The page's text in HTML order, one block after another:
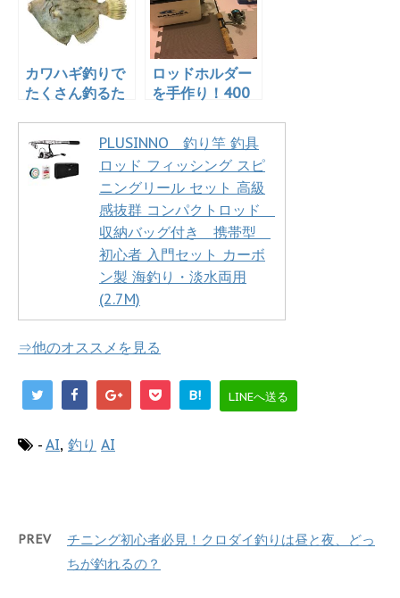
カワハギ釣りで
たくさん釣るた
ロッドホルダー
を手作り！400
るぞ！
PLUSINNO 釣り竿 釣具
ロッド フィッシング スピ
ニングリール セット 高級
感抜群 コンパクトロッド
収納バッグ付き 携帯型
初心者 入門セット カーボ
ン製 海釣り・淡水両用
(2.7M)
⇒他のオススメを見る
B! LINEへ送る
- AI, 釣り AI
PREV
チニング初心者必見！クロダイ釣りは昼と夜、どっ
ちが釣れるの？